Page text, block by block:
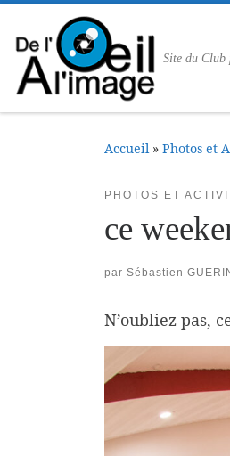
Passer au contenu
Site du
Accueil » Photos et
PHOTOS ET
ce
par Sébastien
N’oubliez pas,